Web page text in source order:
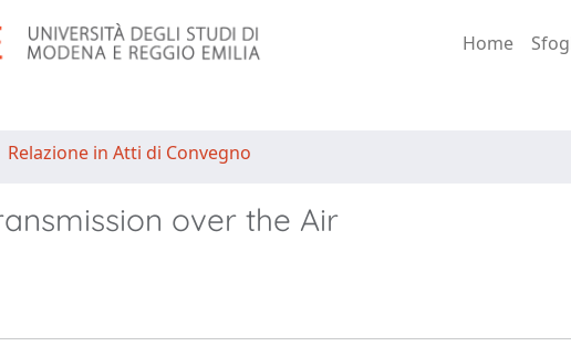
Home
Relazione in Atti di Convegno
over the Air